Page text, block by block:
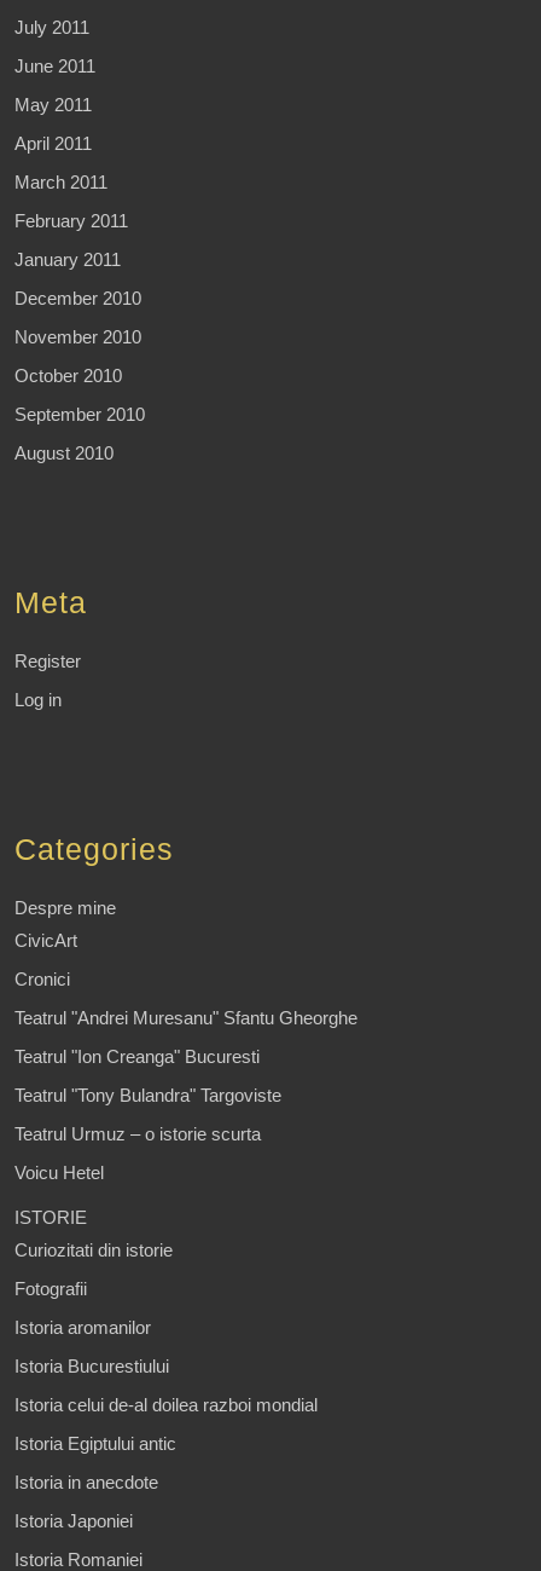
July 2011
June 2011
May 2011
April 2011
March 2011
February 2011
January 2011
December 2010
November 2010
October 2010
September 2010
August 2010
Meta
Register
Log in
Categories
Despre mine
CivicArt
Cronici
Teatrul "Andrei Muresanu" Sfantu Gheorghe
Teatrul "Ion Creanga" Bucuresti
Teatrul "Tony Bulandra" Targoviste
Teatrul Urmuz – o istorie scurta
Voicu Hetel
ISTORIE
Curiozitati din istorie
Fotografii
Istoria aromanilor
Istoria Bucurestiului
Istoria celui de-al doilea razboi mondial
Istoria Egiptului antic
Istoria in anecdote
Istoria Japoniei
Istoria Romaniei